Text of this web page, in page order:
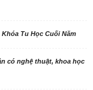
Tu Học Cuối Năm
có nghệ thuật, khoa học